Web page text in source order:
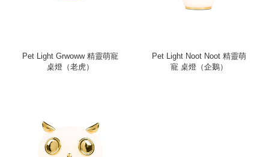
Pet Light Grwoww 精靈萌寵
桌燈（老虎）
Pet Light Noot Noot 精靈萌
寵 桌燈（企鵝）